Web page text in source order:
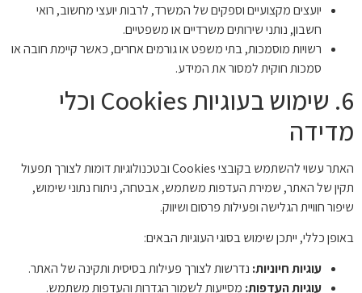
יועצים מקצועיים וספקים של המשרד, לרבות יועצי מחשוב, רואי
חשבון, נותני שירותים משרדיים או משפטיים.
רשויות מוסמכות, בתי משפט או גורמים אחרים, כאשר קיימת חובה או
סמכות חוקית למסור את המידע.
6. שימוש בעוגיות Cookies וכלי
מדידה
האתר עשוי להשתמש בקובצי Cookies ובטכנולוגיות דומות לצורך תפעול
תקין של האתר, שמירת העדפות משתמש, אבטחה, ניתוח נתוני שימוש,
שיפור חוויית הגלישה ופעילות פרסום ושיווק.
באופן כללי, ייתכן שימוש בסוגי העוגיות הבאים:
עוגיות חיוניות: נדרשות לצורך פעילות בסיסית ותקינה של האתר.
עוגיות העדפות: מסייעות לשמור הגדרות והעדפות משתמש.